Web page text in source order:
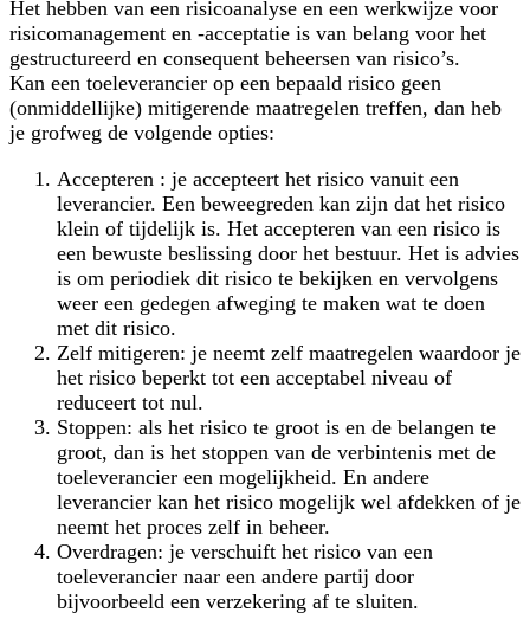
Het hebben van een risicoanalyse en een werkwijze voor
risicomanagement en -acceptatie is van belang voor het
gestructureerd en consequent beheersen van risico’s.
Kan een toeleverancier op een bepaald risico geen
(onmiddellijke) mitigerende maatregelen treffen, dan heb
je grofweg de volgende opties:
Accepteren : je accepteert het risico vanuit een
leverancier. Een beweegreden kan zijn dat het risico
klein of tijdelijk is. Het accepteren van een risico is
een bewuste beslissing door het bestuur. Het is advies
is om periodiek dit risico te bekijken en vervolgens
weer een gedegen afweging te maken wat te doen
met dit risico.
Zelf mitigeren: je neemt zelf maatregelen waardoor je
het risico beperkt tot een acceptabel niveau of
reduceert tot nul.
Stoppen: als het risico te groot is en de belangen te
groot, dan is het stoppen van de verbintenis met de
toeleverancier een mogelijkheid. En andere
leverancier kan het risico mogelijk wel afdekken of je
neemt het proces zelf in beheer.
Overdragen: je verschuift het risico van een
toeleverancier naar een andere partij door
bijvoorbeeld een verzekering af te sluiten.